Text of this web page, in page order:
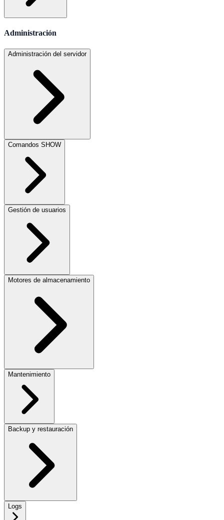
Administración
Administración del servidor
Comandos SHOW
Gestión de usuarios
Motores de almacenamiento
Mantenimiento
Backup y restauración
Logs